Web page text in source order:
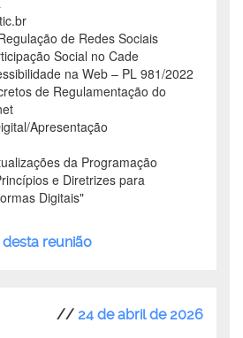
de Redes Sociais
Social no Cade
na Web – PL 981/2022
de Regulamentação do
Apresentação
da Programação
e Diretrizes para
Digitais"
reunião
// 24 de abril de 2026